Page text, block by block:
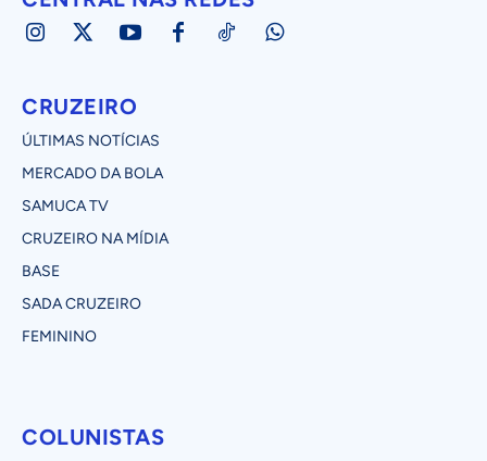
CRUZEIRO
ÚLTIMAS NOTÍCIAS
MERCADO DA BOLA
SAMUCA TV
CRUZEIRO NA MÍDIA
BASE
SADA CRUZEIRO
FEMININO
COLUNISTAS